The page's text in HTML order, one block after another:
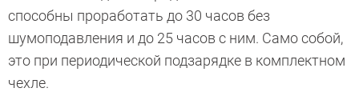
способны проработать до 30 часов без
шумоподавления и до 25 часов с ним. Само собой,
это при периодической подзарядке в комплектном
чехле.